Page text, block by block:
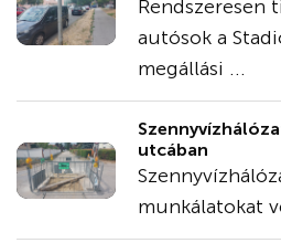
Rendszeresen
autósok a
megállási ...
utcában
munkálatokat